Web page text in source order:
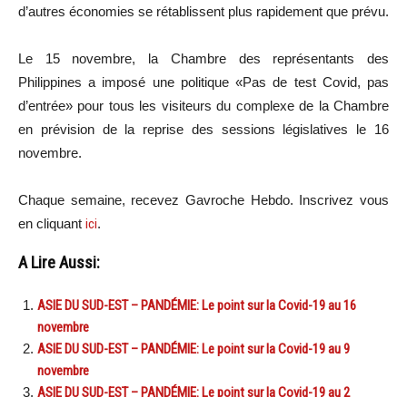
d’autres économies se rétablissent plus rapidement que prévu.
Le 15 novembre, la Chambre des représentants des
Philippines a imposé une politique «Pas de test Covid, pas
d’entrée» pour tous les visiteurs du complexe de la Chambre
en prévision de la reprise des sessions législatives le 16
novembre.
Chaque semaine, recevez Gavroche Hebdo. Inscrivez vous
en cliquant ici.
A Lire Aussi:
ASIE DU SUD-EST – PANDÉMIE: Le point sur la Covid-19 au 16
novembre
ASIE DU SUD-EST – PANDÉMIE: Le point sur la Covid-19 au 9
novembre
ASIE DU SUD-EST – PANDÉMIE: Le point sur la Covid-19 au 2